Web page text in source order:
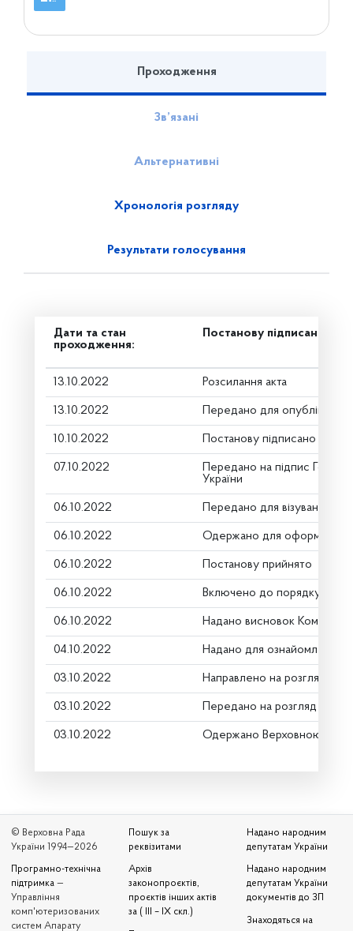
Проходження
Зв’язані
Альтернативні
Хронологія розгляду
Результати голосування
Дати та стан
проходження:
Постанову підписано
13.10.2022 Розсилання акта
13.10.2022 Передано для
10.10.2022 Постанову підписано
07.10.2022
Передано на підпис Голові
України
06.10.2022 Передано для візування в
06.10.2022 Одержано для оформлення
06.10.2022 Постанову прийнято
06.10.2022 Включено до порядку
06.10.2022 Надано висновок Комітету
04.10.2022 Надано для ознайомлення
03.10.2022 Направлено на розгляд
03.10.2022 Передано на розгляд
03.10.2022 Одержано Верховною
© Верховна Рада
України 1994—2026
Програмно-технічна
підтримка —
Управління
комп'ютеризованих
систем Апарату
Пошук за
реквізитами
Архів
законопроєктів,
проєктів інших актів
за ( III – IX скл.)
Надано народним
депутатам України
Надано народним
депутатам України
документів до ЗП
Знаходяться на